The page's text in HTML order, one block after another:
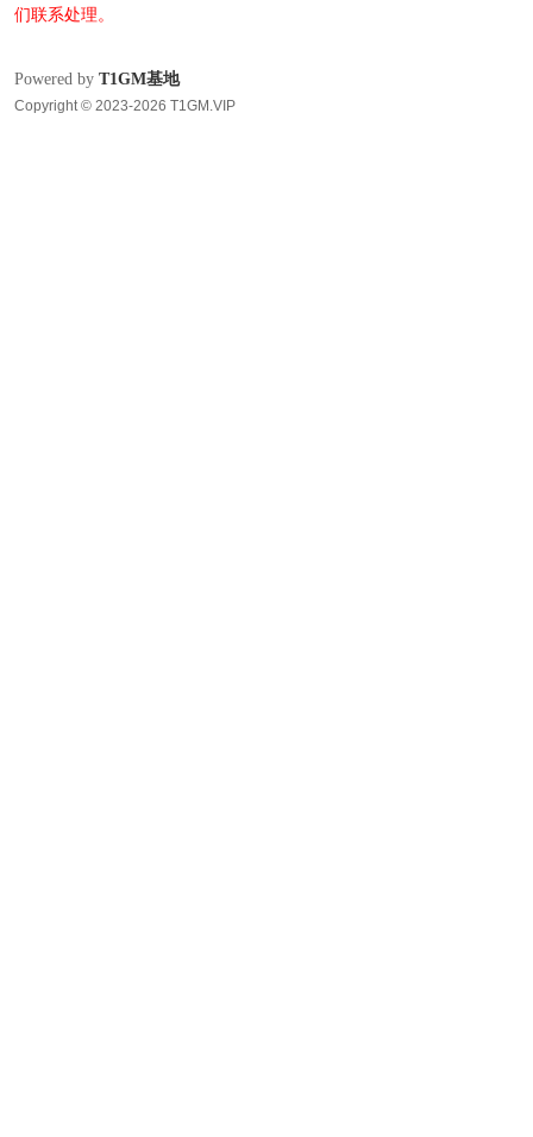
们联系处理。
Powered by T1GM基地
Copyright © 2023-2026 T1GM.VIP